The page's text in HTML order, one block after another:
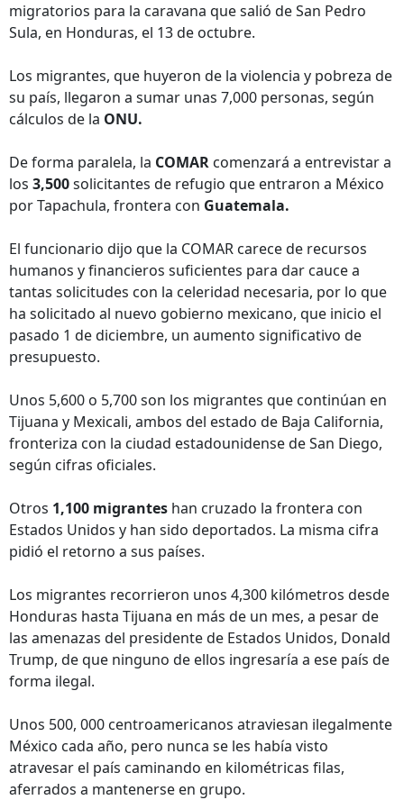
migratorios para la caravana que salió de San Pedro
Sula, en Honduras, el 13 de octubre.
Los migrantes, que huyeron de la violencia y pobreza de
su país, llegaron a sumar unas 7,000 personas, según
cálculos de la ONU.
De forma paralela, la COMAR comenzará a entrevistar a
los 3,500solicitantes de refugio que entraron a México
por Tapachula, frontera con Guatemala.
El funcionario dijo que la COMAR carece de recursos
humanos y financieros suficientes para dar cauce a
tantas solicitudes con la celeridad necesaria, por lo que
ha solicitado al nuevo gobierno mexicano, que inicio el
pasado 1 de diciembre, un aumento significativo de
presupuesto.
Unos 5,600 o 5,700 son los migrantes que continúan en
Tijuana y Mexicali, ambos del estado de Baja California,
fronteriza con la ciudad estadounidense de San Diego,
según cifras oficiales.
Otros 1,100 migrantes han cruzado la frontera con
Estados Unidos y han sido deportados. La misma cifra
pidió el retorno a sus países.
Los migrantes recorrieron unos 4,300 kilómetros desde
Honduras hasta Tijuana en más de un mes, a pesar de
las amenazas del presidente de Estados Unidos, Donald
Trump, de que ninguno de ellos ingresaría a ese país de
forma ilegal.
Unos 500, 000 centroamericanos atraviesan ilegalmente
México cada año, pero nunca se les había visto
atravesar el país caminando en kilométricas filas,
aferrados a mantenerse en grupo.